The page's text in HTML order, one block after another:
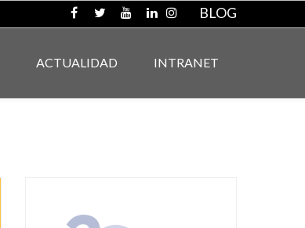
BLOG
ACTUALIDAD INTRANET